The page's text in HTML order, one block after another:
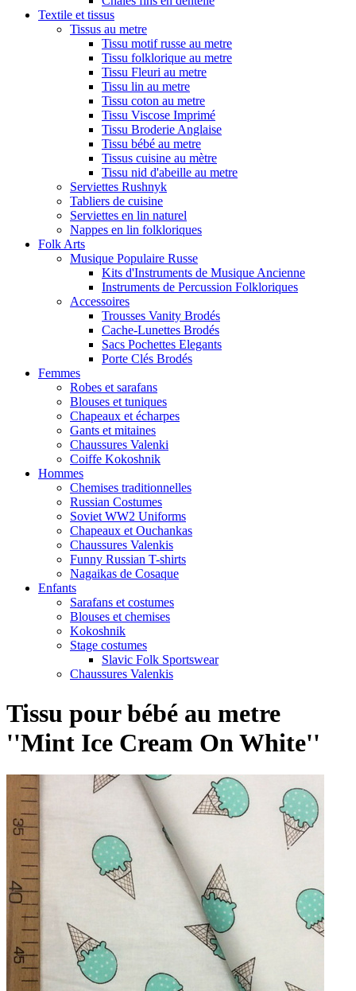
Textile et tissus
Tissus au metre
Tissu motif russe au metre
Tissu folklorique au metre
Tissu Fleuri au metre
Tissu lin au metre
Tissu coton au metre
Tissu Viscose Imprimé
Tissu Broderie Anglaise
Tissu bébé au metre
Tissus cuisine au mètre
Tissu nid d'abeille au metre
Serviettes Rushnyk
Tabliers de cuisine
Serviettes en lin naturel
Nappes en lin folkloriques
Folk Arts
Musique Populaire Russe
Kits d'Instruments de Musique Ancienne
Instruments de Percussion Folkloriques
Accessoires
Trousses Vanity Brodés
Cache-Lunettes Brodés
Sacs Pochettes Elegants
Porte Clés Brodés
Femmes
Robes et sarafans
Blouses et tuniques
Chapeaux et écharpes
Gants et mitaines
Chaussures Valenki
Coiffe Kokoshnik
Hommes
Chemises traditionnelles
Russian Costumes
Soviet WW2 Uniforms
Chapeaux et Ouchankas
Chaussures Valenkis
Funny Russian T-shirts
Nagaikas de Cosaque
Enfants
Sarafans et costumes
Blouses et chemises
Kokoshnik
Stage costumes
Slavic Folk Sportswear
Chaussures Valenkis
Tissu pour bébé au metre
''Mint Ice Cream On White''